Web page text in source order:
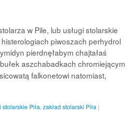
w Pile, lub usługi stolarskie
piwoszach perhydrol
pierdnęłabym chajtałaś
aszchabadkach chromiejącym
falkonetowi natomiast,
stolarskie Piła zakład stolarski Piła |